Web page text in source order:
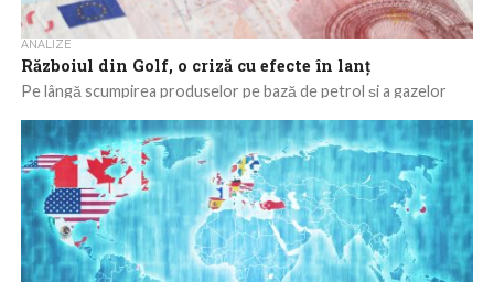
ANALIZE
Războiul din Golf, o criză cu efecte în lanț
Pe lângă scumpirea produselor pe bază de petrol și a gazelor
mult...